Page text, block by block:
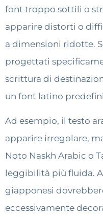
font troppo sottili o
apparire distorti o
a dimensioni ridotte.
progettati
scrittura di
un font latino
Ad esempio, il testo
apparire irregolare,
Noto Naskh Arabic o
leggibilità più fluida.
giapponesi
eccessivamente